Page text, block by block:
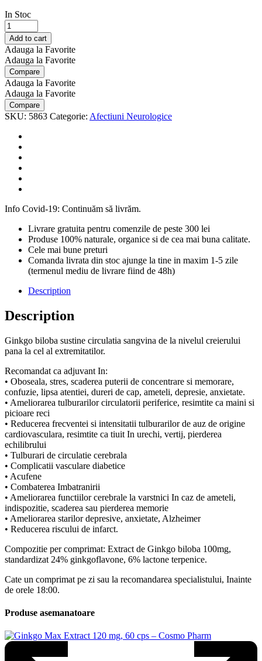
In Stoc
Ginkgo
biloba
100mg,
60+60cp
-
Alevia
cantitate
Add to cart
Adauga la Favorite
Adauga la Favorite
Compare
Adauga la Favorite
Adauga la Favorite
Compare
SKU: 5863 Categorie: Afectiuni Neurologice
Info Covid-19: Continuăm să livrăm.
Livrare gratuita pentru comenzile de peste 300 lei
Produse 100% naturale, organice si de cea mai buna calitate.
Cele mai bune preturi
Comanda livrata din stoc ajunge la tine in maxim 1-5 zile
(termenul mediu de livrare fiind de 48h)
Description
Description
Ginkgo biloba sustine circulatia sangvina de la nivelul creierului
pana la cel al extremitatilor.
Recomandat ca adjuvant In:
• Oboseala, stres, scaderea puterii de concentrare si memorare,
confuzie, lipsa atentiei, dureri de cap, ameteli, depresie, anxietate.
• Ameliorarea tulburarilor circulatorii periferice, resimtite ca maini si
picioare reci
• Reducerea frecventei si intensitatii tulburarilor de auz de origine
cardiovasculara, resimtite ca tiuit In urechi, vertij, pierderea
echilibrului
• Tulburari de circulatie cerebrala
• Complicatii vasculare diabetice
• Acufene
• Combaterea Imbatranirii
• Ameliorarea functiilor cerebrale la varstnici In caz de ameteli,
indispozitie, scaderea sau pierderea memorie
• Ameliorarea starilor depresive, anxietate, Alzheimer
• Reducerea riscului de infarct.
Compozitie per comprimat: Extract de Ginkgo biloba 100mg,
standardizat 24% ginkgoflavone, 6% lactone terpenice.
Cate un comprimat pe zi sau la recomandarea specialistului, Inainte
de orele 18:00.
Produse asemanatoare